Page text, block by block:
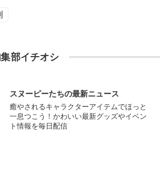
部イチオシ
スヌーピーたちの最新ニュース
癒やされるキャラクターアイテムでほっと
一息つこう！かわいい最新グッズやイベン
ト情報を毎日配信